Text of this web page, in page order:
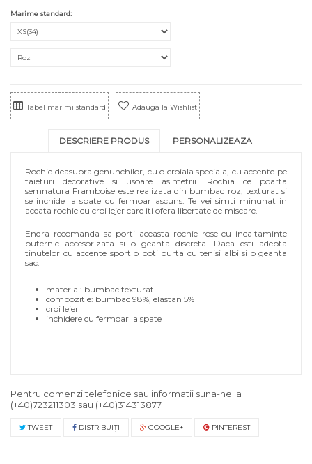
Marime standard:
Tabel marimi standard Adauga la Wishlist
DESCRIERE PRODUS PERSONALIZEAZA
Rochie deasupra genunchilor, cu o croiala speciala, cu accente pe
taieturi decorative si usoare asimetrii. Rochia ce poarta
semnatura Framboise este realizata din bumbac roz, texturat si
se inchide la spate cu fermoar ascuns. Te vei simti minunat in
aceata rochie cu croi lejer care iti ofera libertate de miscare.
Endra recomanda sa porti aceasta rochie rose cu incaltaminte
puternic accesorizata si o geanta discreta. Daca esti adepta
tinutelor cu accente sport o poti purta cu tenisi albi si o geanta
sac.
material: bumbac texturat
compozitie: bumbac 98%, elastan 5%
croi lejer
inchidere cu fermoar la spate
Pentru comenzi telefonice sau informatii suna-ne la
(+40)723211303 sau (+40)314313877
TWEET DISTRIBUIŢI GOOGLE+ PINTEREST